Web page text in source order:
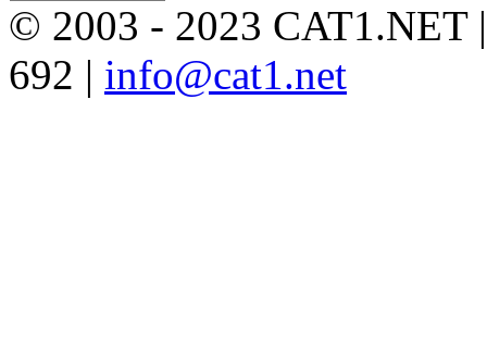
© 2003 - 2023 CAT1.NET
692 | info@cat1.net